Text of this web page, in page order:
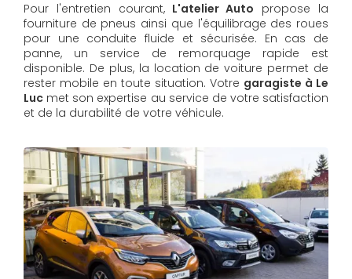
Pour l'entretien courant,L'atelier Auto propose la
fourniture de pneus ainsi que l'équilibrage des roues
pour une conduite fluide et sécurisée. En cas de
panne, un service de remorquage rapide est
disponible. De plus, la location de voiture permet de
rester mobile en toute situation. Votre garagiste à Le
Luc met son expertise au service de votre satisfaction
et de la durabilité de votre véhicule.